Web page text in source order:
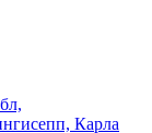
Карла